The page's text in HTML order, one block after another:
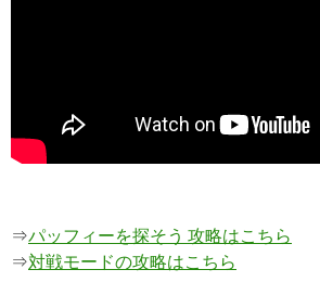
⇒パッフィーを探そう 攻略はこちら
⇒対戦モードの攻略はこちら